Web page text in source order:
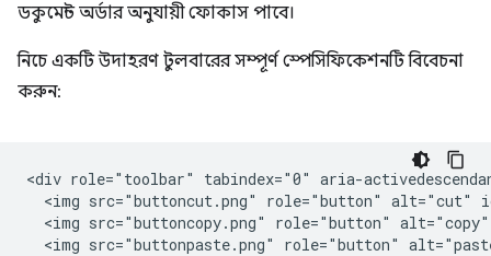
ডকুমেন্ট অর্ডার অনুযায়ী ফোকাস পাবে।
নিচে একটি উদাহরণ টুলবারের সম্পূর্ণ স্পেসিফিকেশনটি বিবেচনা
করুন:
<div role="toolbar" tabindex="0" aria-
<img src="buttoncut.png" role="button" alt="cut"
<img src="buttoncopy.png" role="button"
<img src="buttonpaste.png" role="button"